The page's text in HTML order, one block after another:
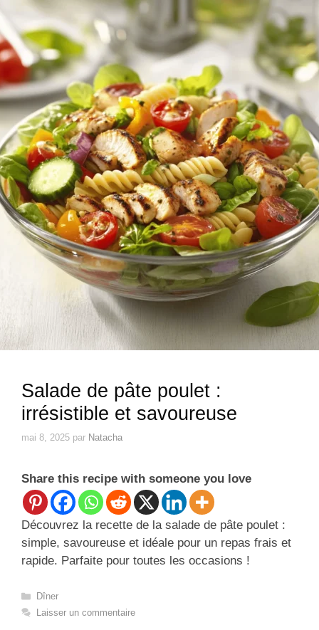
Salade de pâte poulet :
irrésistible et savoureuse
mai 8, 2025 par Natacha
Share this recipe with someone you love
Découvrez la recette de la salade de pâte poulet :
simple, savoureuse et idéale pour un repas frais et
rapide. Parfaite pour toutes les occasions !
Catégories
Dîner
Laisser un commentaire